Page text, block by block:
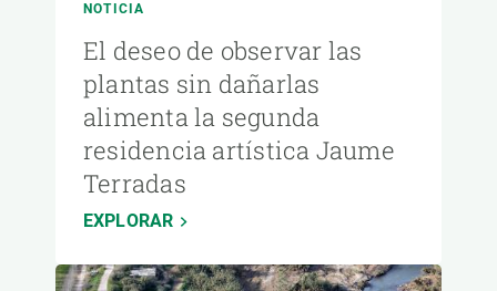
NOTICIA
El deseo de observar las
plantas sin dañarlas
alimenta la segunda
residencia artística Jaume
Terradas
EXPLORAR